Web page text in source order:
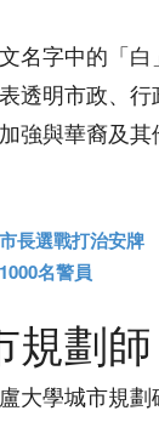
名字中的「白
透明市政、
強與華裔及其
長選戰打治安牌
名警員
規劃師
大學城市規